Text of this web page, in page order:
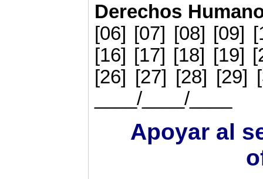
Derechos
[06] [07] [08] [09]
[16] [17] [18] [19]
[26] [27] [28] [29]
____/____/____
Apoyar al